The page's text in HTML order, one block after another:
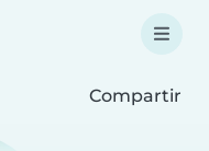
Compartir